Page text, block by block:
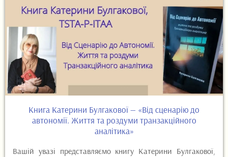
Книга Катерини Булгакової — «Від сценарію до
автономії. Життя та роздуми транзакційного
аналітика»
Вашій увазі представляємо книгу Катерини Булгакової,